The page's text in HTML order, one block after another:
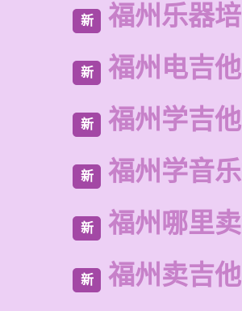
新 福州乐器
新 福州电吉
新 福州学吉
新 福州学音
新 福州哪里
新 福州卖吉